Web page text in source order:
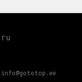
info@gototop.ee